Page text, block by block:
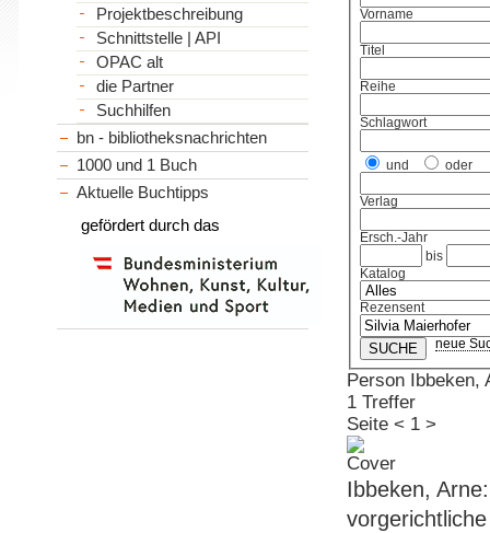
Vorname
Titel
Reihe
Schlagwort
und oder
Verlag
Ersch.-Jahr
bis
Katalog
Rezensent
neue
Person Ibbeken,
1 Treffer
Seite < 1 >
Ibbeken,
Projektbeschreibung
Schnittstelle | API
OPAC alt
die Partner
Suchhilfen
bn - bibliotheksnachrichten
1000 und 1 Buch
Aktuelle Buchtipps
gefördert durch das